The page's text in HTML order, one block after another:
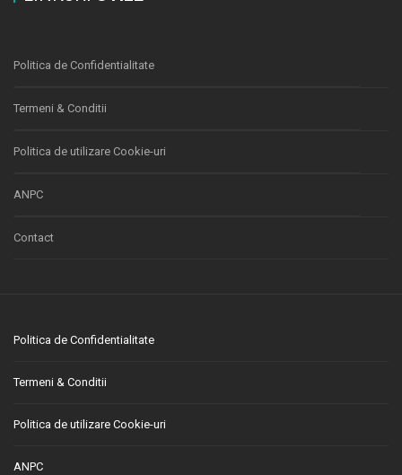
Politica de Confidentialitate
Termeni & Conditii
Politica de utilizare Cookie-uri
ANPC
Contact
Politica de Confidentialitate
Termeni & Conditii
Politica de utilizare Cookie-uri
ANPC